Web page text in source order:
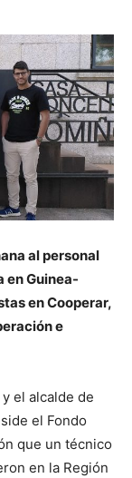
al personal
en Guinea-
en Cooperar,
e
el alcalde de
el Fondo
que un técnico
en la Región